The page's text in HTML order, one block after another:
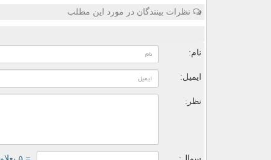
نظرات بینندگان در مورد این مطلب
نام:
ایمیل:
نظر: